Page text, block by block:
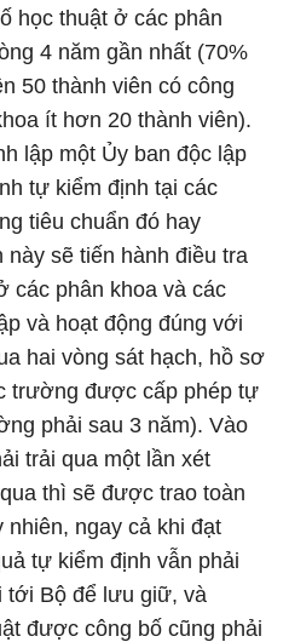
học thuật ở các phân
4 năm gần nhất (70%
50 thành viên có công
ít hơn 20 thành viên).
lập một Ủy ban độc lập
tự kiểm định tại các
tiêu chuẩn đó hay
sẽ tiến hành điều tra
các phân khoa và các
và hoạt động đúng với
hai vòng sát hạch, hồ sơ
trường được cấp phép tự
phải sau 3 năm). Vào
trải qua một lần xét
thì sẽ được trao toàn
nhiên, ngay cả khi đạt
tự kiểm định vẫn phải
Bộ để lưu giữ, và
được công bố cũng phải